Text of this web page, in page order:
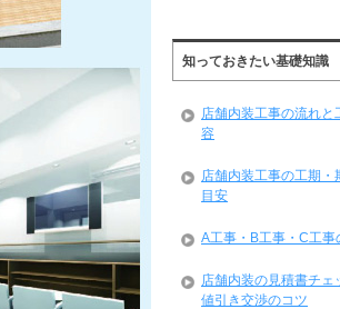
知っておきたい基礎知識
店舗内装工事の流れと
容
店舗内装工事の工期・
目安
A工事・B工事・C工事
店舗内装の見積書チェ
値引き交渉のコツ